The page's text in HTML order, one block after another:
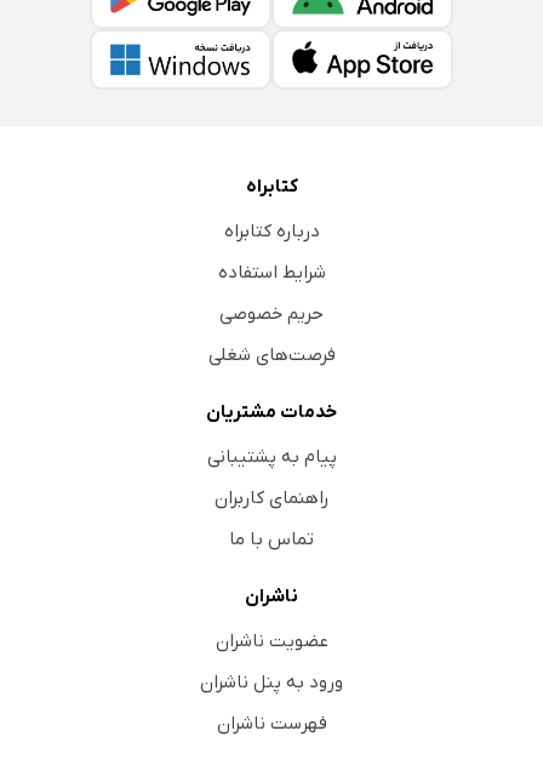
کتابراه
درباره کتابراه
شرایط استفاده
حریم خصوصی
فرصت‌های شغلی
خدمات مشتریان
پیام به پشتیبانی
راهنمای کاربران
تماس با ما
ناشران
عضویت ناشران
ورود به پنل ناشران
فهرست ناشران